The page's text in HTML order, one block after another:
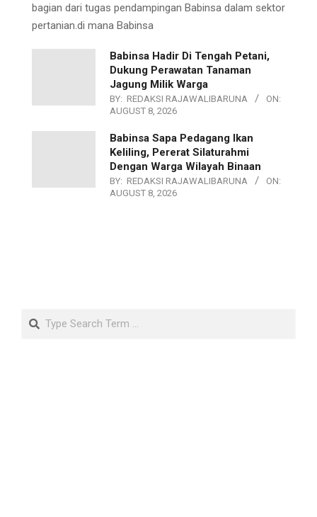
bagian dari tugas pendampingan Babinsa dalam sektor
pertanian.di mana Babinsa
Babinsa Hadir Di Tengah Petani,
Dukung Perawatan Tanaman
Jagung Milik Warga
BY: REDAKSI RAJAWALIBARUNA
ON:
AUGUST 8, 2026
Babinsa Sapa Pedagang Ikan
Keliling, Pererat Silaturahmi
Dengan Warga Wilayah Binaan
BY: REDAKSI RAJAWALIBARUNA
ON:
AUGUST 8, 2026
Search